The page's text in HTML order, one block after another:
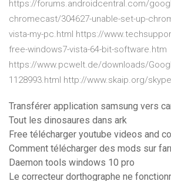
https://forums.androidcentral.com/
chromecast/304627-unable-set-up-
vista-my-pc.html https://
free-windows7-vista-64-bit-software.htm
https://www.pcwelt.de/downloads/
1128993.html http://www.skaip.org/
Transférer application samsung vers
Tout les dinosaures dans ark
Free télécharger youtube videos and
Comment télécharger des mods sur
Daemon tools windows 10 pro
Le correcteur dorthographe ne